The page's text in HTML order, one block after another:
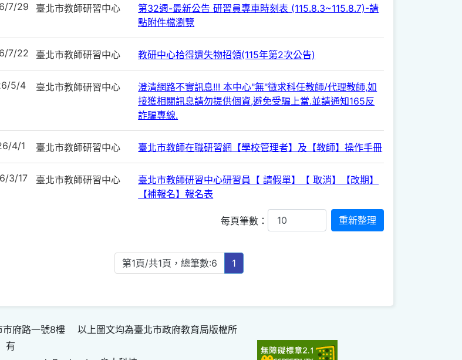
7/29 臺北市教師研習中心
第32週-最新公告 研習員專車時刻表 (115.8.3~115.8.7)-請
點附件檔瀏覽
7/22 臺北市教師研習中心 教研中心拾得遺失物招領(115年第2次公告)
5/4 臺北市教師研習中心
澄清網路不實訊息!!! 本中心"無"徵求科任教師/代理教師,如
接獲相關訊息請勿提供個資,避免受騙上當.並請通知165反
詐騙專線.
4/1 臺北市教師研習中心 臺北市教師在職研習網【學校管理者】及【教師】操作手冊
3/17 臺北市教師研習中心
臺北市教師研習中心研習員【 請假單】【 取消】【改期】
【補報名】報名表
每頁筆數：
第1頁/共1頁，總筆數:6 1
府路一號8樓 以上圖文均為臺北市政府教育局版權所
有